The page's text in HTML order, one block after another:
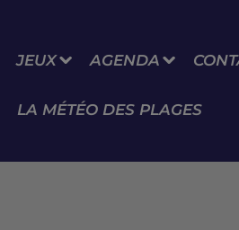
JEUX AGENDA
LA MÉTÉO DES PLAGES